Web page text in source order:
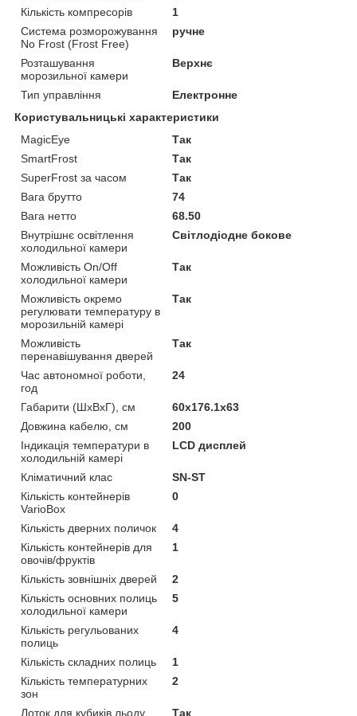
Кількість компресорів
1
Система розморожування
No Frost (Frost Free)
ручне
Розташування
морозильної камери
Верхнє
Тип управління
Електронне
Користувальницькі характеристики
MagicEye
Так
SmartFrost
Так
SuperFrost за часом
Так
Вага брутто
74
Вага нетто
68.50
Внутрішнє освітлення
холодильної камери
Світлодіодне бокове
Можливість On/Off
холодильної камери
Так
Можливість окремо
регулювати температуру в
морозильній камері
Так
Можливість
перенавішування дверей
Так
Час автономної роботи,
год
24
Габарити (ШхВхГ), см
60x176.1x63
Довжина кабелю, см
200
Індикація температури в
холодильній камері
LCD дисплей
Кліматичний клас
SN-ST
Кількість контейнерів
VarioBox
0
Кількість дверних поличок
4
Кількість контейнерів для
овочів/фруктів
1
Кількість зовнішніх дверей
2
Кількість основних полиць
холодильної камери
5
Кількість регульованих
полиць
4
Кількість складних полиць
1
Кількість температурних
зон
2
Лоток для кубиків льоду Так